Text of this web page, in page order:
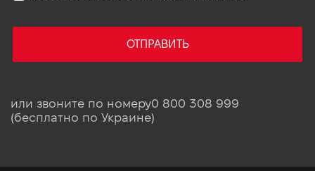
ОТПРАВИТЬ
или звоните по номеру0 800 308 999
(бесплатно по Украине)